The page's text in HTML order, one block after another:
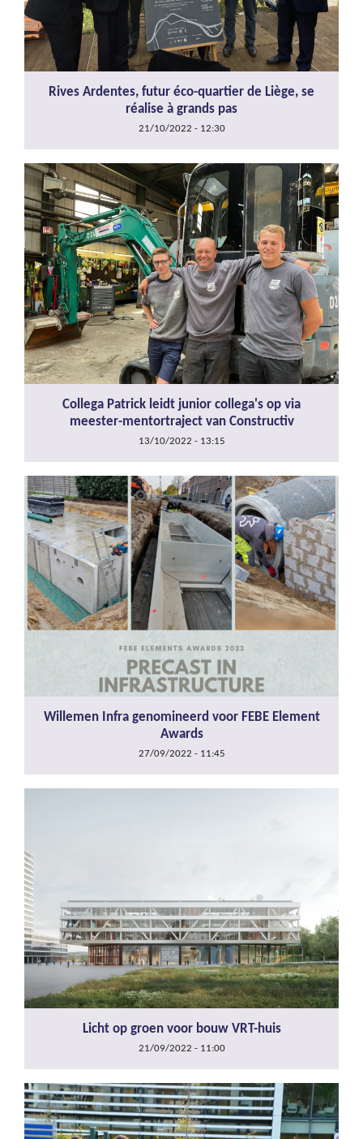
Rives Ardentes, futur éco-quartier de Liège, se
réalise à grands pas
21/10/2022 - 12:30
Collega Patrick leidt junior collega's op via
meester-mentortraject van Constructiv
13/10/2022 - 13:15
Willemen Infra genomineerd voor FEBE Element
Awards
27/09/2022 - 11:45
Licht op groen voor bouw VRT-huis
21/09/2022 - 11:00